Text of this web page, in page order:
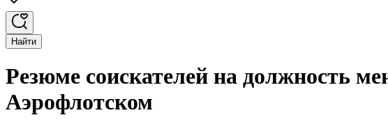
Найти
Резюме соискателей на должность
Аэрофлотском